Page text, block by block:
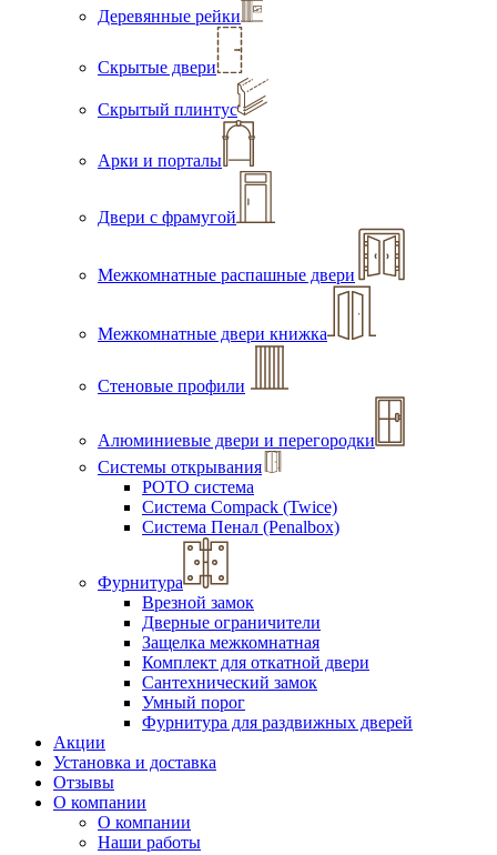
Деревянные рейки
Скрытые двери
Скрытый плинтус
Арки и порталы
Двери с фрамугой
Межкомнатные распашные двери
Межкомнатные двери книжка
Стеновые профили
Алюминиевые двери и перегородки
Системы открывания
РОТО система
Система Compack (Twice)
Система Пенал (Penalbox)
Фурнитура
Врезной замок
Дверные ограничители
Защелка межкомнатная
Комплект для откатной двери
Сантехнический замок
Умный порог
Фурнитура для раздвижных дверей
Акции
Установка и доставка
Отзывы
О компании
О компании
Наши работы